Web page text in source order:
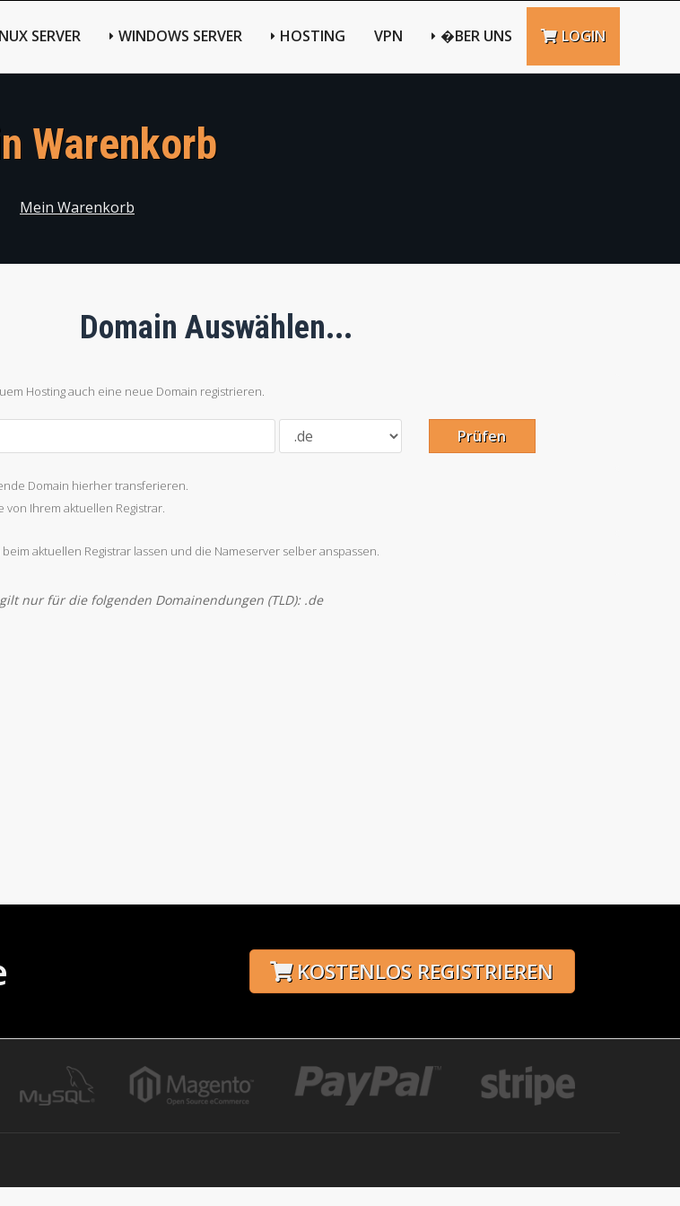
SERVER WINDOWS SERVER HOSTING VPN �BER UNS LOGIN
Warenkorb
Mein Warenkorb
Domain Auswählen...
Hosting auch eine neue Domain registrieren.
Prüfen
Domain hierher transferieren.
Ihrem aktuellen Registrar.
aktuellen Registrar lassen und die Nameserver selber anspassen.
nur für die folgenden Domainendungen (TLD): .de
KOSTENLOS REGISTRIEREN